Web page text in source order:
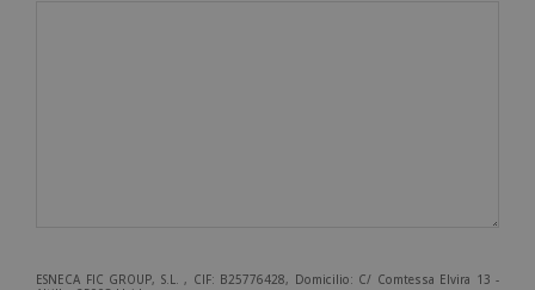
ESNECA FIC GROUP, S.L. , CIF: B25776428, Domicilio: C/ Comtessa Elvira 13 -